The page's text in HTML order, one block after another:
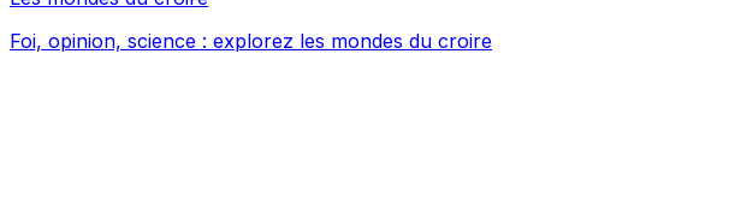
Foi, opinion, science : explorez les mondes du croire